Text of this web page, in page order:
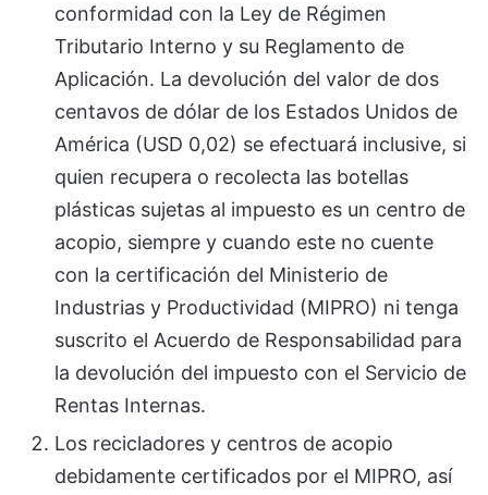
conformidad con la Ley de Régimen
Tributario Interno y su Reglamento de
Aplicación. La devolución del valor de dos
centavos de dólar de los Estados Unidos de
América (USD 0,02) se efectuará inclusive, si
quien recupera o recolecta las botellas
plásticas sujetas al impuesto es un centro de
acopio, siempre y cuando este no cuente
con la certificación del Ministerio de
Industrias y Productividad (MIPRO) ni tenga
suscrito el Acuerdo de Responsabilidad para
la devolución del impuesto con el Servicio de
Rentas Internas.
Los recicladores y centros de acopio
debidamente certificados por el MIPRO, así